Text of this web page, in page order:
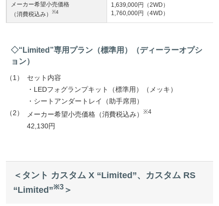
メーカー希望小売価格
（消費税込み）
※4
1,639,000円（2WD）
1,760,000円（4WD）
◇“Limited”専用プラン（標準用）（ディーラーオプシ
ョン）
（1）
セット内容
・LEDフォグランプキット（標準用）（メッキ）
・シートアンダートレイ（助手席用）
（2）
メーカー希望小売価格（消費税込み） ※4
42,130円
＜タント カスタム X “Limited”、カスタム RS
“Limited”※3 ＞